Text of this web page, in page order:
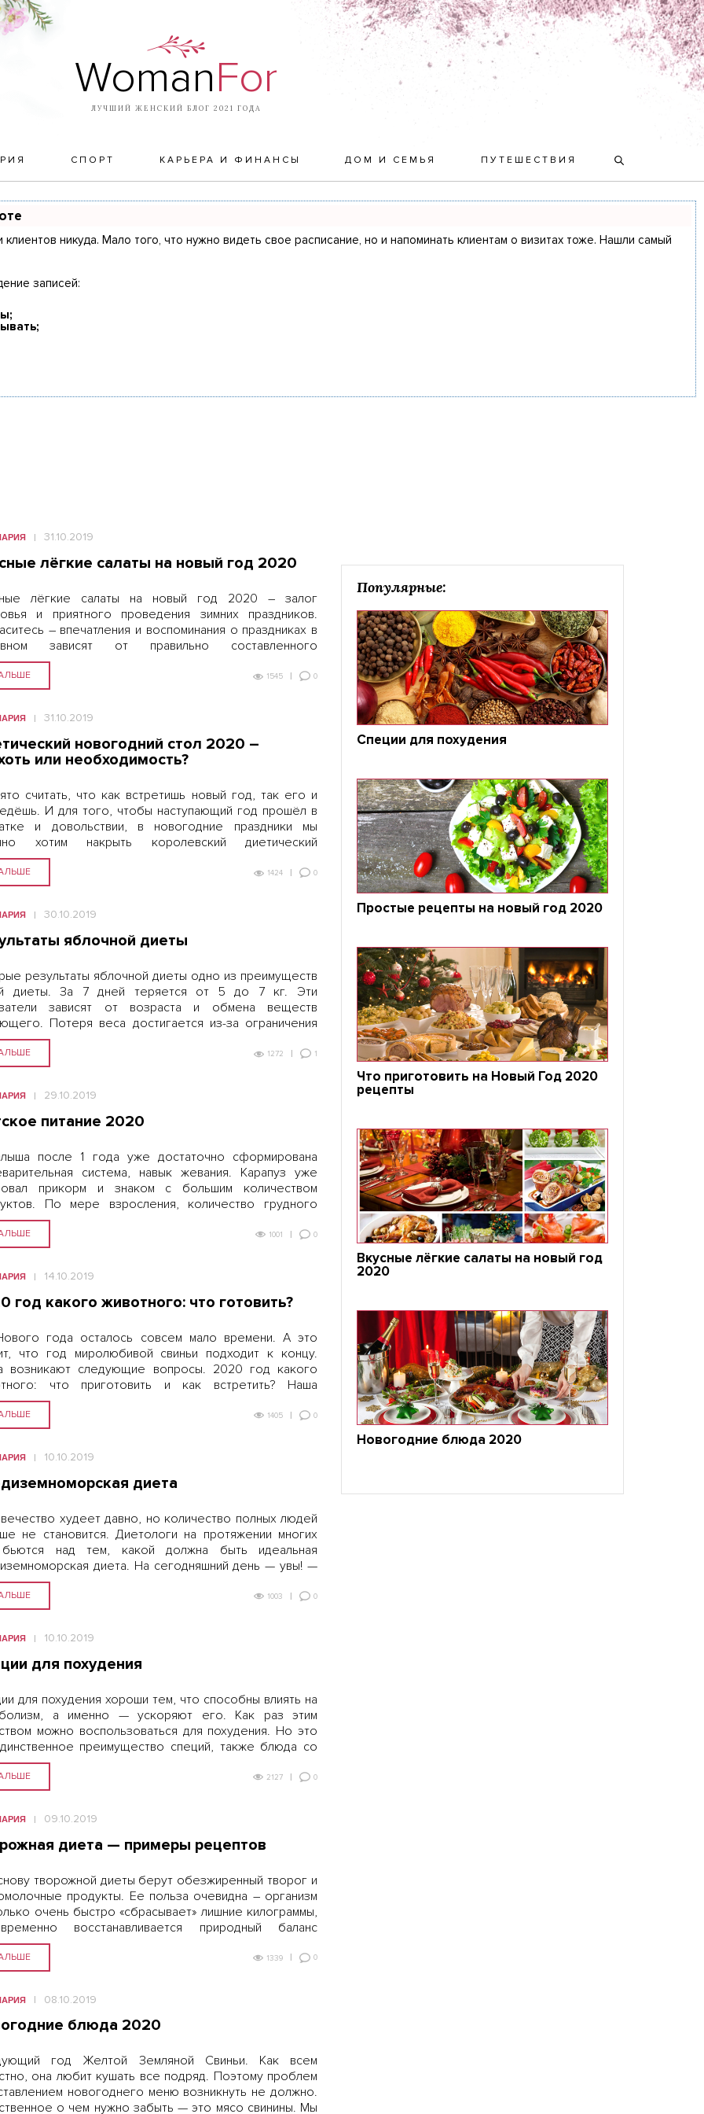
WomanFor
ЛУЧШИЙ ЖЕНСКИЙ БЛОГ 2021 ГОДА
СПОРТ КАРЬЕРА И ФИНАНСЫ ДОМ И СЕМЬЯ ПУТЕШЕСТВИЯ
никуда. Мало того, что нужно видеть свое расписание, но и напоминать клиентам о визитах тоже. Нашли самый
записей:
31.10.2019
лёгкие салаты на новый год 2020
лёгкие салаты на новый год 2020 – залог
и приятного проведения зимних праздников.
– впечатления и воспоминания о праздниках в
зависят от правильно составленного
меню. Оно должно быть не тяжёлым для
а вкусным и…
1545 0
31.10.2019
новогодний стол 2020 –
или необходимость?
считать, что как встретишь новый год, так его и
И для того, чтобы наступающий год прошёл в
и довольствии, в новогодние праздники мы
хотим накрыть королевский диетический
стол 2020 с шикарными разнообразными
Но множество…
1424 0
30.10.2019
яблочной диеты
результаты яблочной диеты одно из преимуществ
диеты. За 7 дней теряется от 5 до 7 кг. Эти
зависят от возраста и обмена веществ
Потеря веса достигается из-за ограничения
углеводов, жиров и белка, а так же…
1272 1
29.10.2019
питание 2020
после 1 года уже достаточно сформирована
система, навык жевания. Карапуз уже
прикорм и знаком с большим количеством
По мере взросления, количество грудного
или смеси будет постепенно замещено
блюдами. Конечно, каждая мама задумывается
1001 0
14.10.2019
год какого животного: что готовить?
года осталось совсем мало времени. А это
что год миролюбивой свиньи подходит к концу.
возникают следующие вопросы. 2020 год какого
что приготовить и как встретить? Наша
подготовила для вас данную статью, в которой
1405 0
10.10.2019
диета
худеет давно, но количество полных людей
не становится. Диетологи на протяжении многих
над тем, какой должна быть идеальная
диета. На сегодняшний день — увы! —
диеты не придумано, но достичь идеального веса
если…
1003 0
10.10.2019
для похудения
для похудения хороши тем, что способны влиять на
а именно — ускоряют его. Как раз этим
можно воспользоваться для похудения. Но это
преимущество специй, также блюда со
насыщают быстрее, чем те же самые, но…
2127 0
09.10.2019
диета — примеры рецептов
творожной диеты берут обезжиренный творог и
продукты. Ее польза очевидна – организм
очень быстро «сбрасывает» лишние килограммы,
восстанавливается природный баланс
желудочно-кишечного тракта из-за
полезными молочнокислыми микроорганизмами,
в крови уровень кальция, а…
1339 0
08.10.2019
блюда 2020
год Желтой Земляной Свиньи. Как всем
она любит кушать все подряд. Поэтому проблем
новогоднего меню возникнуть не должно.
о чем нужно забыть — это мясо свинины. Мы
Популярные:
Специи для похудения
Простые рецепты на новый год 2020
Что приготовить на Новый Год 2020
рецепты
Вкусные лёгкие салаты на новый год
2020
Новогодние блюда 2020